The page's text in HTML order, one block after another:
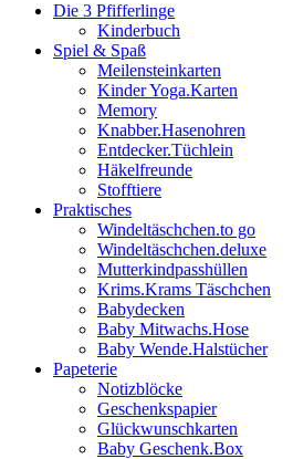
Die 3 Pfifferlinge
Kinderbuch
Spiel & Spaß
Meilensteinkarten
Kinder Yoga.Karten
Memory
Knabber.Hasenohren
Entdecker.Tüchlein
Häkelfreunde
Stofftiere
Praktisches
Windeltäschchen.to go
Windeltäschchen.deluxe
Mutterkindpasshüllen
Krims.Krams Täschchen
Babydecken
Baby Mitwachs.Hose
Baby Wende.Halstücher
Papeterie
Notizblöcke
Geschenkspapier
Glückwunschkarten
Baby Geschenk.Box